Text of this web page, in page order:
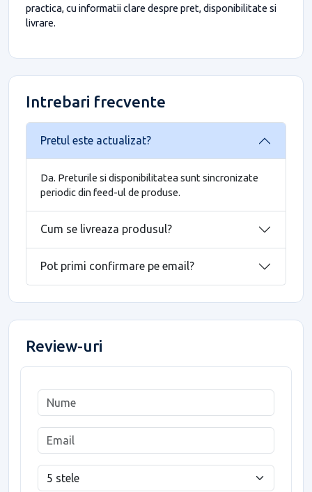
practica, cu informatii clare despre pret, disponibilitate si
livrare.
Intrebari frecvente
Pretul este actualizat?
Da. Preturile si disponibilitatea sunt sincronizate
periodic din feed-ul de produse.
Cum se livreaza produsul?
Pot primi confirmare pe email?
Review-uri